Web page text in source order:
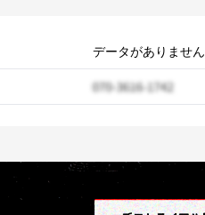
データがありません